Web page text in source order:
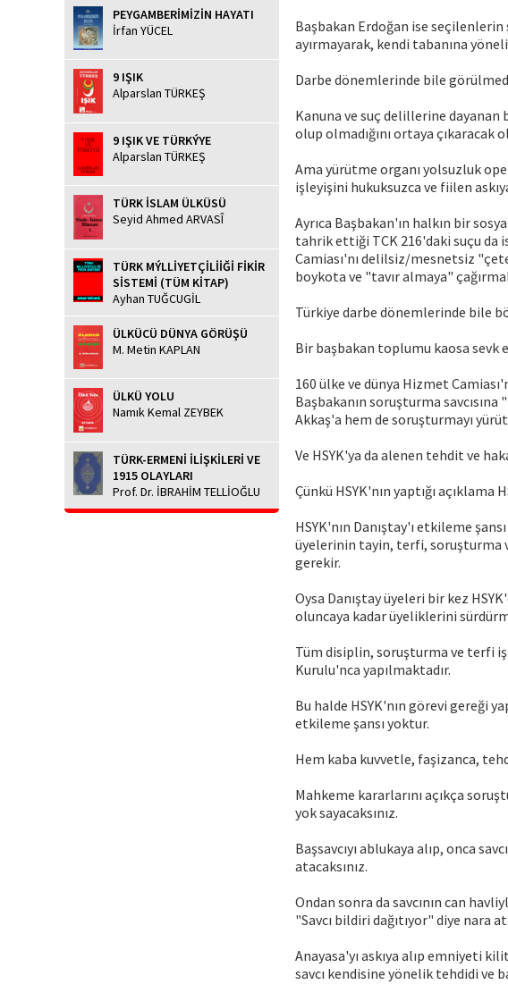
PEYGAMBERİMİZİN HAYATI
İrfan YÜCEL
9 IŞIK
Alparslan TÜRKEŞ
9 IŞIK VE TÜRKÝYE
Alparslan TÜRKEŞ
TÜRK İSLAM ÜLKÜSÜ
Seyid Ahmed ARVASÎ
TÜRK MÝLLİYETÇİLİİĞİ FİKİR
SİSTEMİ (TÜM KİTAP)
Ayhan TUĞCUGİL
ÜLKÜCÜ DÜNYA GÖRÜŞÜ
M. Metin KAPLAN
ÜLKÜ YOLU
Namık Kemal ZEYBEK
TÜRK-ERMENİ İLİŞKİLERİ VE
1915 OLAYLARI
Prof. Dr. İBRAHİM TELLİOĞLU
Başbakan Erdoğan ise
ayırmayarak, kendi tabanına
Darbe dönemlerinde bile
Kanuna ve suç delillerine
olup olmadığını ortaya çıkaracak
Ama yürütme organı yolsuzluk
işleyişini hukuksuzca ve fiilen
Ayrıca Başbakan'ın halkın bir
tahrik ettiği TCK 216'daki suçu
Camiası'nı delilsiz/mesnetsiz
boykota ve "tavır almaya"
Türkiye darbe dönemlerinde bile
Bir başbakan toplumu kaosa sevk
160 ülke ve dünya Hizmet
Başbakanın soruşturma
Akkaş'a hem de soruşturmayı
Ve HSYK'ya da alenen tehdit ve
Çünkü HSYK'nın yaptığı açıklama
HSYK'nın Danıştay'ı etkileme
üyelerinin tayin, terfi, soruşturma
gerekir.
Oysa Danıştay üyeleri bir kez
oluncaya kadar üyeliklerini
Tüm disiplin, soruşturma ve terfi
Kurulu'nca yapılmaktadır.
Bu halde HSYK'nın görevi gereği
etkileme şansı yoktur.
Hem kaba kuvvetle, faşizanca,
Mahkeme kararlarını açıkça
yok sayacaksınız.
Başsavcıyı ablukaya alıp, onca
atacaksınız.
Ondan sonra da savcının can
"Savcı bildiri dağıtıyor" diye nara
Anayasa'yı askıya alıp emniyeti
savcı kendisine yönelik tehdidi ve